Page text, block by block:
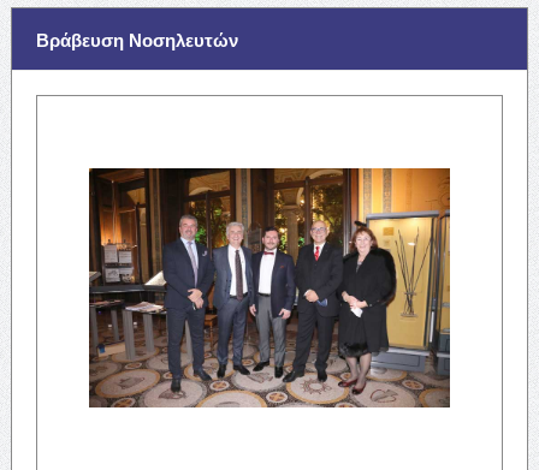
Βράβευση Νοσηλευτών